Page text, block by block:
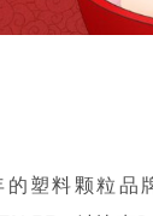
塑料颗粒